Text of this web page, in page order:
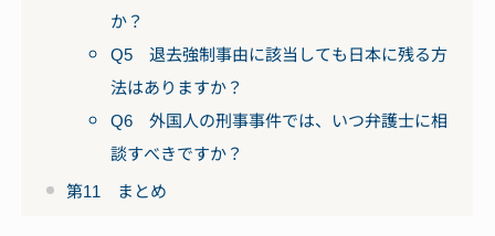
か？
Q5 退去強制事由に該当しても日本に残る方
法はありますか？
Q6 外国人の刑事事件では、いつ弁護士に相
談すべきですか？
第11 まとめ